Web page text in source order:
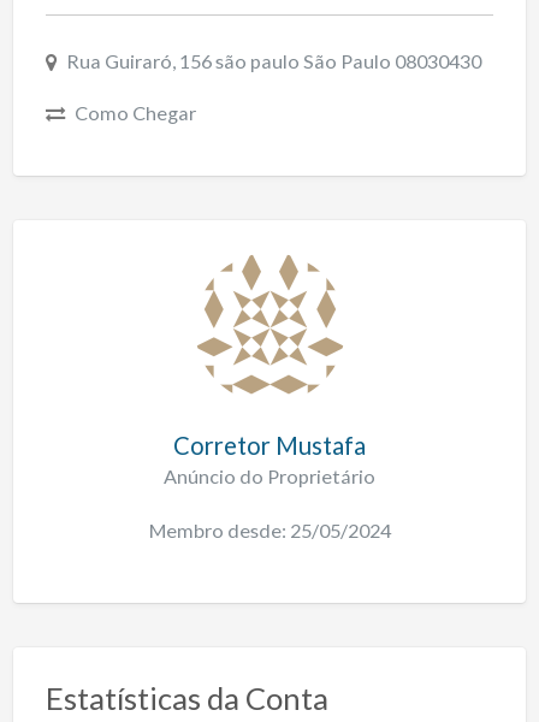
Rua Guiraró, 156 são paulo São Paulo 08030430
Como Chegar
Corretor Mustafa
Anúncio do Proprietário
Membro desde: 25/05/2024
Estatísticas da Conta